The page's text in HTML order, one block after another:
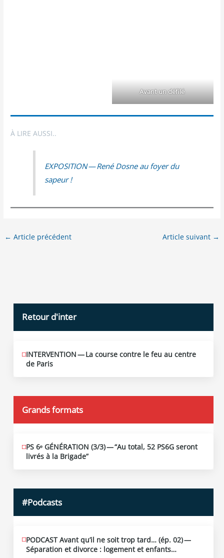
Avant un défilé
À LIRE AUSSI..
EXPOSITION — René Dosne au foyer du
sapeur !
← Article précédent Article suivant →
Retour d'inter
JUIN
12
INTERVENTION — La course contre le feu au centre
de Paris
Grands formats
JUIN
19
PS 6ᵉ GÉNÉRATION (3/​3) — “Au total, 52 PS6G seront
livrés à la Brigade”
#Podcasts
MAI
13
2026
PODCAST Avant qu’il ne soit trop tard… (ép. 02) —
Séparation et divorce : logement et enfants…